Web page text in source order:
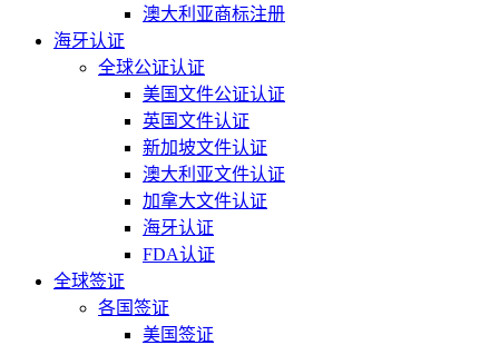
澳大利亚商标注册
海牙认证
全球公证认证
美国文件公证认证
英国文件认证
新加坡文件认证
澳大利亚文件认证
加拿大文件认证
海牙认证
FDA认证
全球签证
各国签证
美国签证